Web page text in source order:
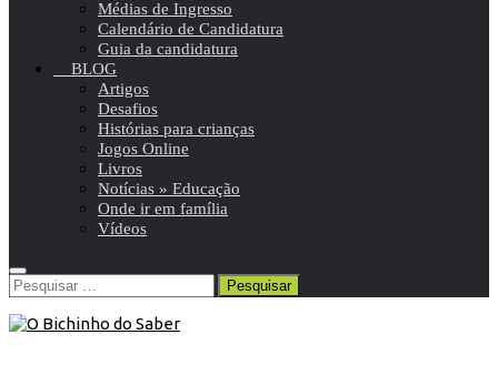
Médias de Ingresso
Calendário de Candidatura
Guia da candidatura
BLOG
Artigos
Desafios
Histórias para crianças
Jogos Online
Livros
Notícias » Educação
Onde ir em família
Vídeos
Pesquisar
por: